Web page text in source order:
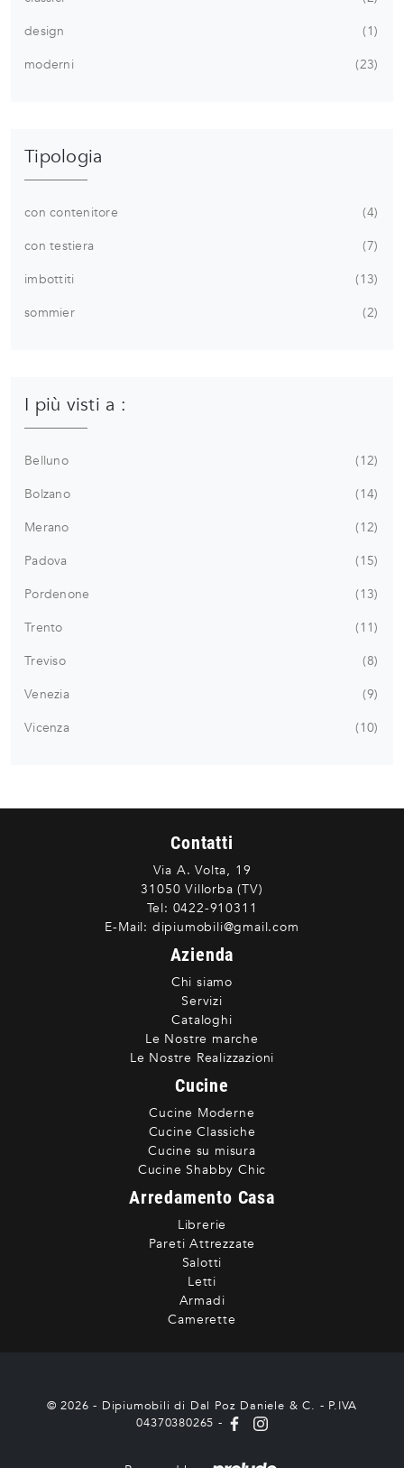
design
1
moderni
23
Tipologia
con contenitore
4
con testiera
7
imbottiti
13
sommier
2
I più visti a :
Belluno
12
Bolzano
14
Merano
12
Padova
15
Pordenone
13
Trento
11
Treviso
8
Venezia
9
Vicenza
10
Contatti
Via A. Volta, 19
31050 Villorba (TV)
Tel: 0422-910311
E-Mail: dipiumobili@gmail.com
Azienda
Chi siamo
Servizi
Cataloghi
Le Nostre marche
Le Nostre Realizzazioni
Cucine
Cucine Moderne
Cucine Classiche
Cucine su misura
Cucine Shabby Chic
Arredamento Casa
Librerie
Pareti Attrezzate
Salotti
Letti
Armadi
Camerette
© 2026 - Dipiumobili di Dal Poz Daniele & C. - P.IVA
04370380265 -